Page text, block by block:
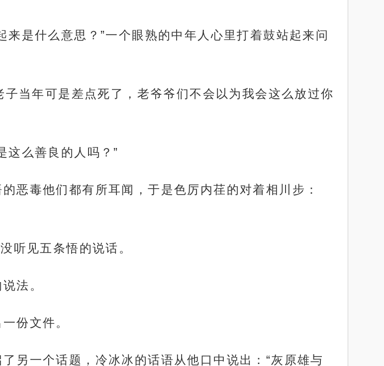
来是什么意思？”一个眼熟的中年人心里打着鼓站起来问
子当年可是差点死了，老爷爷们不会以为我会这么放过你
这么善良的人吗？”
恶毒他们都有所耳闻，于是色厉内荏的对着相川步：
听见五条悟的说话。
法。
份文件。
另一个话题，冷冰冰的话语从他口中说出：“灰原雄与